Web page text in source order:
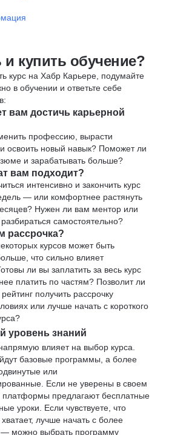
купить обучение?
курс на Хабр Карьере, подумайте
в обучении и ответьте себе
вам достичь карьерной
профессию, вырасти
освоить новый навык? Поможет ли
и зарабатывать больше?
вам подходит?
интенсивно и закончить курс
— или комфортнее растянуть
Нужен ли вам ментор или
самостоятельно?
рассрочка?
курсов может быть
что сильно влияет
ли вы заплатить за весь курс
платить по частям? Позволит ли
получить рассрочку
или лучше начать с короткого
уровень знаний
влияет на выбор курса.
базовые программы, а более
или
Если не уверены в своем
платформы предлагают бесплатные
уроки. Если чувствуете, что
лучше начать с более
— можно выбрать программу